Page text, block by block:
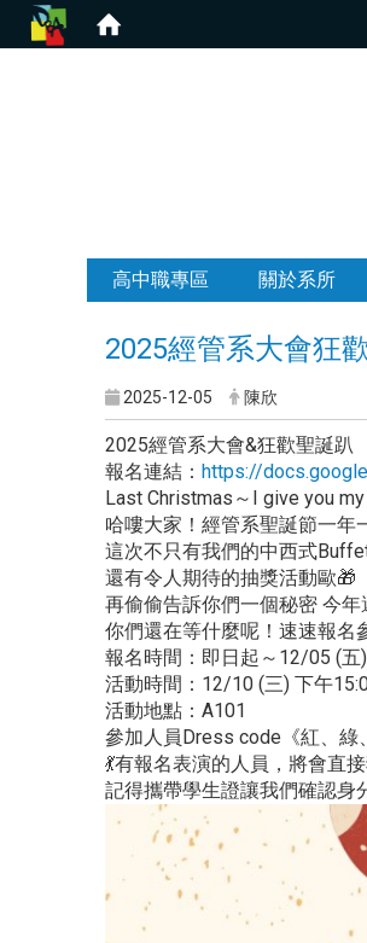
高中職專區 關於系所
2025經管系大會狂
2025-12-05 陳欣
2025經管系大會&狂歡聖誕趴
報名連結： https://
Last Christmas～I give you my
哈嘍大家！經管系聖誕節一年
這次不只有我們的中西式
還有令人期待的抽獎活動歐🎁
再偷偷告訴你們一個秘密 今
你們還在等什麼呢！速速報名
報名時間：即日起～12/05 (五)
活動時間：12/10 (三) 下午
活動地點：A101
參加人員Dress code《紅、綠
💃有報名表演的人員，將會直
記得攜帶學生證讓我們確認身